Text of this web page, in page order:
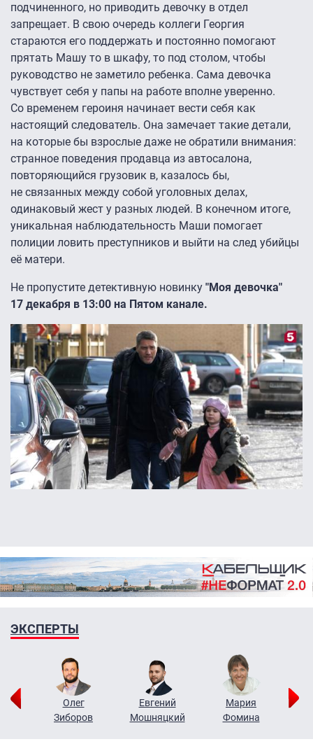
подчиненного, но приводить девочку в отдел
запрещает. В свою очередь коллеги Георгия
стараются его поддержать и постоянно помогают
прятать Машу то в шкафу, то под столом, чтобы
руководство не заметило ребенка. Сама девочка
чувствует себя у папы на работе вполне уверенно.
Со временем героиня начинает вести себя как
настоящий следователь. Она замечает такие детали,
на которые бы взрослые даже не обратили внимания:
странное поведения продавца из автосалона,
повторяющийся грузовик в, казалось бы,
не связанных между собой уголовных делах,
одинаковый жест у разных людей. В конечном итоге,
уникальная наблюдательность Маши помогает
полиции ловить преступников и выйти на след убийцы
её матери.
Не пропустите детективную новинку "Моя девочка"
17 декабря в 13:00 на Пятом канале.
ЭКСПЕРТЫ
Олег
Зиборов
Евгений
Мошняцкий
Мария
Фомина